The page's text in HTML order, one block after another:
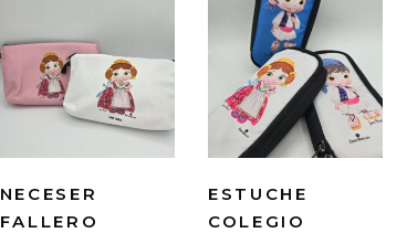
NECESER
FALLERO
ESTUCHE
COLEGIO